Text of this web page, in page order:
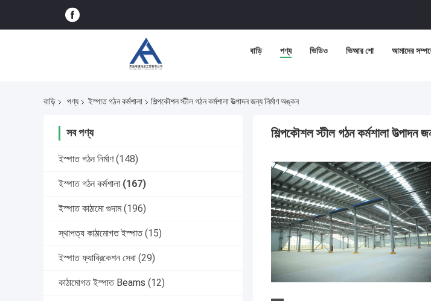
বাড়ি পণ্য ভিডিও ভিআর শো আমাদের
বাড়ি পণ্য ইস্পাত গঠন কর্মশালা শিল্পকৌশল স্টীল গঠন কর্মশালা উত্পাদন জন্য নির্মাণ অঙ্কন
সব পণ্য
ইস্পাত গঠন নির্মাণ (148)
ইস্পাত গঠন কর্মশালা (167)
ইস্পাত কাঠামো গুদাম (196)
স্থাপত্য কাঠামোগত ইস্পাত (15)
ইস্পাত ফ্যাব্রিকেশন সেবা (29)
কাঠামোগত ইস্পাত Beams (12)
শিল্পকৌশল স্টীল গঠন কর্মশালা উত্পাদন